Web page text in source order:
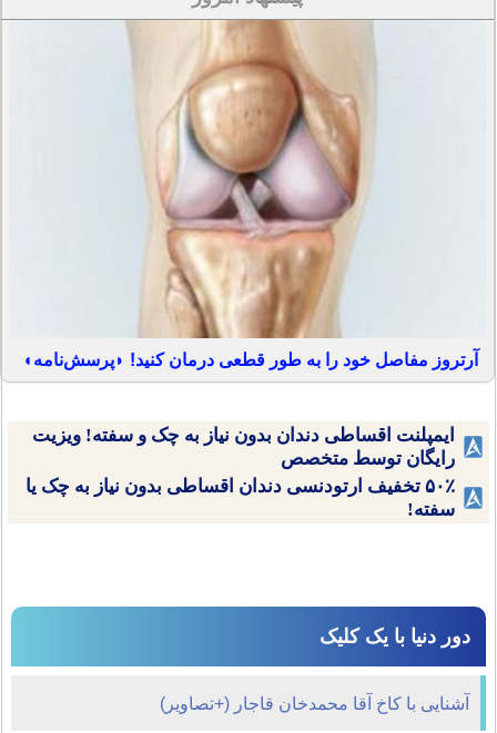
آرتروز مفاصل خود را به طور قطعی درمان کنید! ◗پرسش‌نامه◖
ایمپلنت اقساطی دندان بدون نیاز به چک و سفته! ویزیت
رایگان توسط متخصص
۵۰٪ تخفیف ارتودنسی دندان اقساطی بدون نیاز به چک یا
سفته!
دور دنیا با یک کلیک
آشنایی با کاخ آقا محمدخان قاجار (+تصاویر)